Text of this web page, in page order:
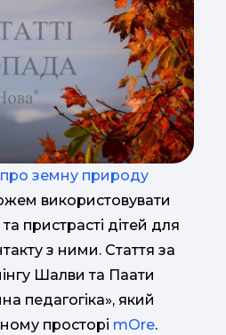
земну природу
використовувати
пристрасті дітей для
з ними. Стаття за
Шалви та Паати
педагогіка», який
просторі mOre.